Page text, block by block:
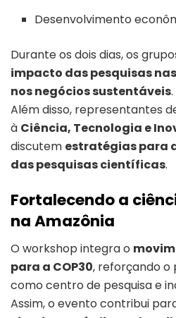
Desenvolvimento
Durante os dois dias, os
impacto das pesquisas
nos negócios sustentáveis.
Além disso, representantes
à Ciência, Tecnologia e
discutem estratégias para
das pesquisas científicas.
Fortalecendo a
na Amazônia
O workshop integra o
para a COP30, reforçando o
como centro de pesquisa e
Assim, o evento contribui